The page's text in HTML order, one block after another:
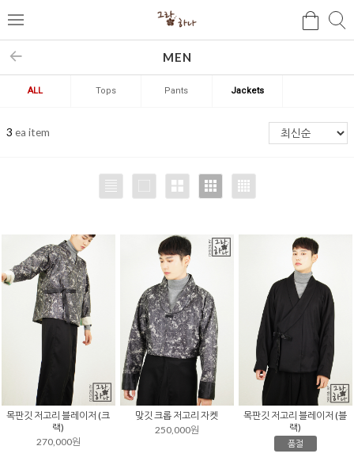
메
뉴
색
검
MEN
ALL Tops Pants Jackets
3 ea item
목판깃 저고리 블레이저 (크
랙)
270,000원
맞깃 크롭 저고리 자켓
250,000원
목판깃 저고리 블레이저 (블
랙)
품절